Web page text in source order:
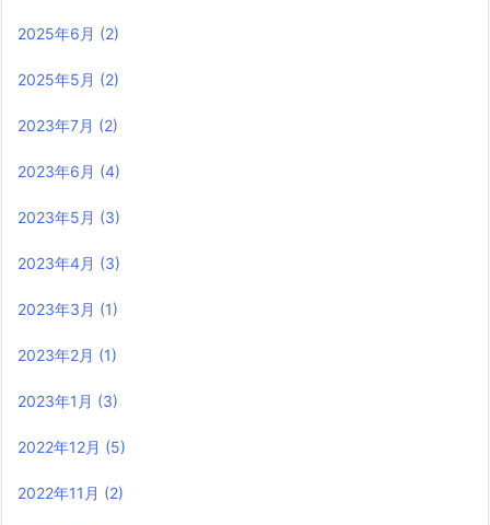
2025年6月 (2)
2025年5月 (2)
2023年7月 (2)
2023年6月 (4)
2023年5月 (3)
2023年4月 (3)
2023年3月 (1)
2023年2月 (1)
2023年1月 (3)
2022年12月 (5)
2022年11月 (2)